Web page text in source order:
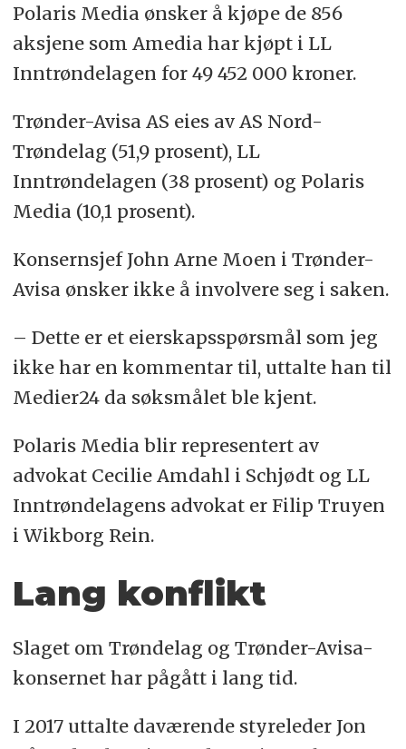
Polaris Media ønsker å kjøpe de 856
aksjene som Amedia har kjøpt i LL
Inntrøndelagen for 49 452 000 kroner.
Trønder-Avisa AS eies av AS Nord-
Trøndelag (51,9 prosent), LL
Inntrøndelagen (38 prosent) og Polaris
Media (10,1 prosent).
Konsernsjef John Arne Moen i Trønder-
Avisa ønsker ikke å involvere seg i saken.
– Dette er et eierskapsspørsmål som jeg
ikke har en kommentar til, uttalte han til
Medier24 da søksmålet ble kjent.
Polaris Media blir representert av
advokat Cecilie Amdahl i Schjødt og LL
Inntrøndelagens advokat er Filip Truyen
i Wikborg Rein.
Lang konflikt
Slaget om Trøndelag og Trønder-Avisa-
konsernet har pågått i lang tid.
I 2017 uttalte daværende styreleder Jon